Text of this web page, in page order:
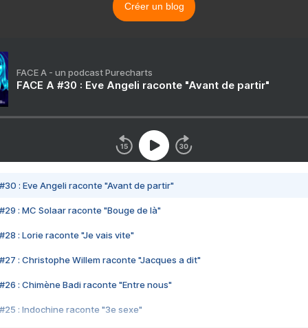
Créer un blog
FACE A - un podcast Purecharts
FACE A #30 : Eve Angeli raconte "Avant de partir"
#30 : Eve Angeli raconte "Avant de partir"
#29 : MC Solaar raconte "Bouge de là"
#28 : Lorie raconte "Je vais vite"
#27 : Christophe Willem raconte "Jacques a dit"
#26 : Chimène Badi raconte "Entre nous"
#25 : Indochine raconte "3e sexe"